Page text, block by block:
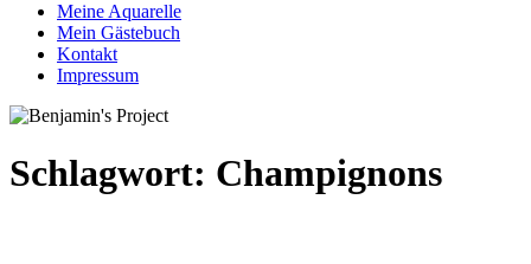
Meine Aquarelle
Mein Gästebuch
Kontakt
Impressum
Schlagwort: Champignons